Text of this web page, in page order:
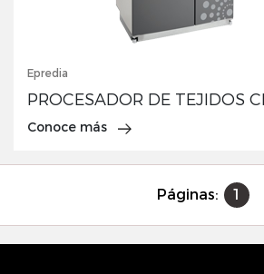
Epredia
PROCESADOR DE TEJIDOS
Conoce más
Páginas: 1